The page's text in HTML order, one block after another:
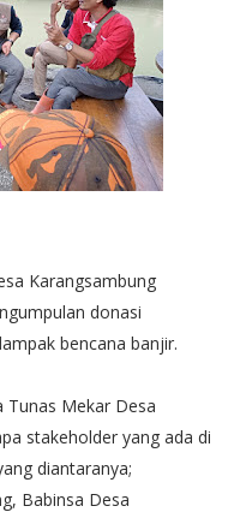
Karangsambung
donasi
bencana banjir.
Tunas Mekar Desa
stakeholder yang ada di
diantaranya;
Babinsa Desa